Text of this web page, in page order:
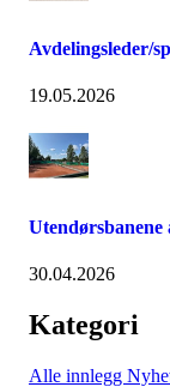
Avdelingsleder/
19.05.2026
30.04.2026
Kategori
Alle innlegg